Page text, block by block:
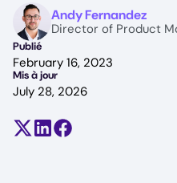
Image Andy Fernandez
Director of Product
Publié
February 16, 2023
Mis à jour
July 28, 2026
Partager sur X
Partager sur LinkedIn
Partager sur